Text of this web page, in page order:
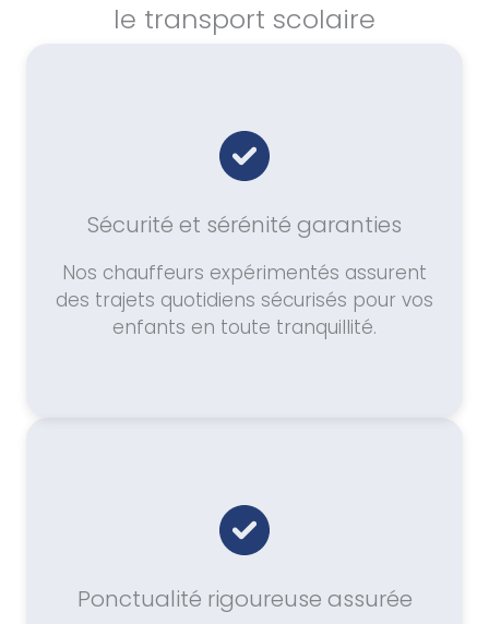
le transport scolaire
Sécurité et sérénité garanties
Nos chauffeurs expérimentés assurent
des trajets quotidiens sécurisés pour vos
enfants en toute tranquillité.
Ponctualité rigoureuse assurée